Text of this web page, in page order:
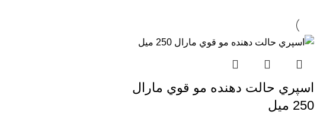
اسپري حالت دهنده مو قوي مارال
250 میل